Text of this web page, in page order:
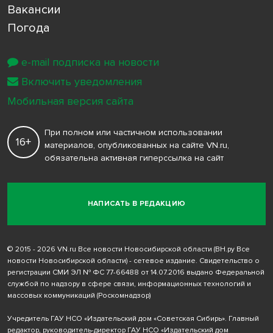
Вакансии
Погода
НАПИСАТЬ В РЕДАКЦИЮ
16+
При полном или частичном использовании
материалов, опубликованных на сайте VN.ru,
обязательна активная гиперссылка на сайт
© 2015 - 2026 VN.ru Все новости Новосибирской области (ВН.ру Все
новости Новосибирской области) - сетевое издание. Свидетельство о
регистрации СМИ ЭЛ № ФС 77-66488 от 14.07.2016 выдано Федеральной
службой по надзору в сфере связи, информационных технологий и
массовых коммуникаций (Роскомнадзор)
Учредитель ГАУ НСО «Издательский дом «Советская Сибирь». Главный
редактор, руководитель-директор ГАУ НСО «Издательский дом
e-mail подписка на новости
Включить уведомления
Мобильная версия сайта